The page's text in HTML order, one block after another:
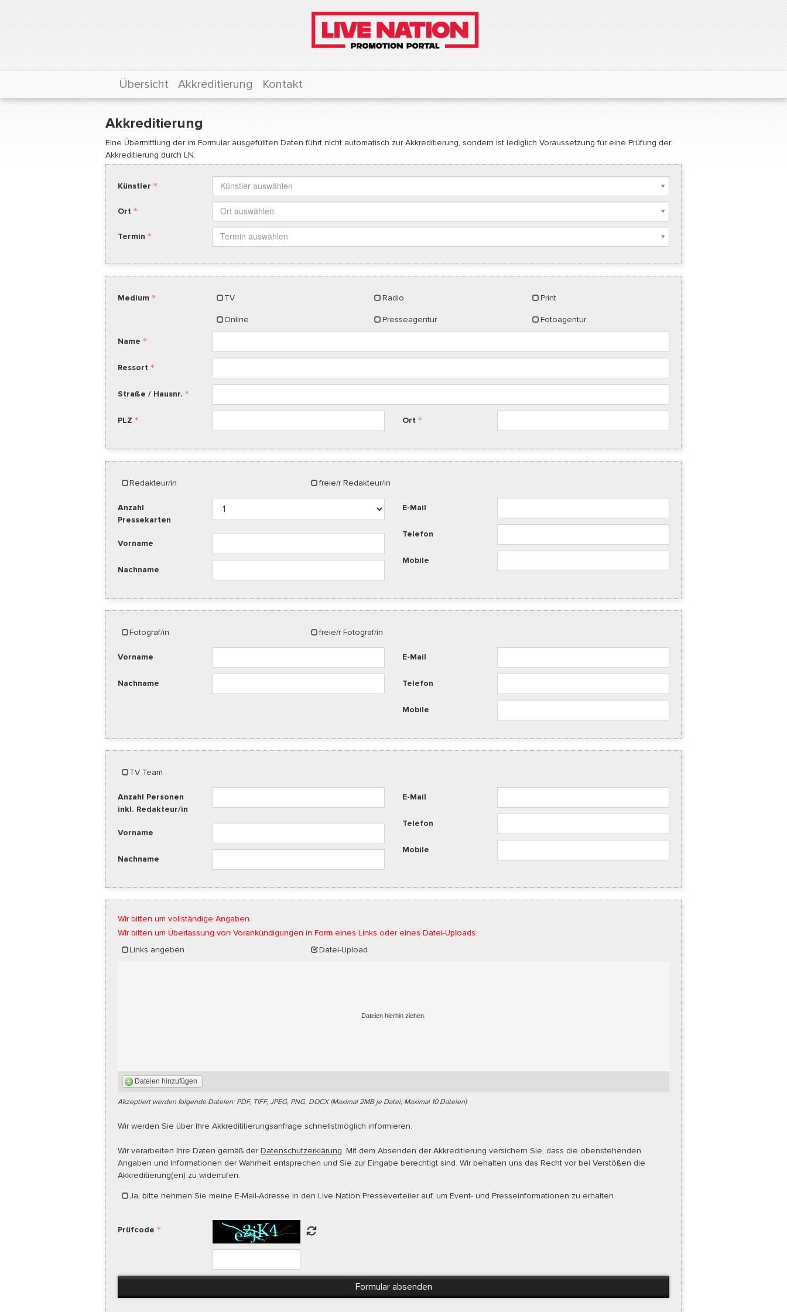
Übersicht Akkreditierung Kontakt
Akkreditierung
Eine Übermittlung der im Formular ausgefüllten Daten führt nicht automatisch zur Akkreditierung, sondern ist lediglich Voraussetzung für eine Prüfung der
Akkreditierung durch LN.
Künstler Künstler auswählen
Künstler
Ort Ort auswählen
Ort
Termin Termin auswählen
Termin
Medium TV Radio Print
Online Presseagentur Fotoagentur
Name
Ressort
Straße / Hausnr.
PLZ Ort
Redakteur/in freie/r Redakteur/in
Anzahl
Pressekarten
Vorname
Nachname
E-Mail
Telefon
Mobile
Fotograf/in freie/r Fotograf/in
Vorname
Nachname
E-Mail
Telefon
Mobile
TV Team
Anzahl Personen
inkl. Redakteur/in
Vorname
Nachname
E-Mail
Telefon
Mobile
Wir bitten um vollständige Angaben.
Wir bitten um Überlassung von Vorankündigungen in Form eines Links oder eines Datei-Uploads.
Links angeben
Datei-Upload
Dateien hierhin ziehen.
Dateien hinzufügen
Akzeptiert werden folgende Dateien: PDF, TIFF, JPEG, PNG, DOCX (Maximal 2MB je Datei; Maximal 10 Dateien)
Wir werden Sie über Ihre Akkredititierungsanfrage schnellstmöglich informieren.
Wir verarbeiten Ihre Daten gemäß derDatenschutzerklärung. Mit dem Absenden der Akkreditierung versichern Sie, dass die obenstehenden
Angaben und Informationen der Wahrheit entsprechen und Sie zur Eingabe berechtigt sind. Wir behalten uns das Recht vor bei Verstößen die
Akkreditierung(en) zu widerrufen.
Ja, bitte nehmen Sie meine E-Mail-Adresse in den Live Nation Presseverteiler auf, um Event- und Presseinformationen zu erhalten.
Prüfcode
Formular absenden